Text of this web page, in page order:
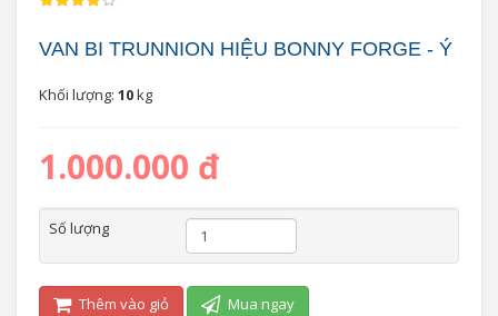
VAN BI TRUNNION HIỆU BONNY FORGE - Ý
Khối lượng: 10kg
1.000.000 đ
Số lượng
Thêm vào giỏ Mua ngay